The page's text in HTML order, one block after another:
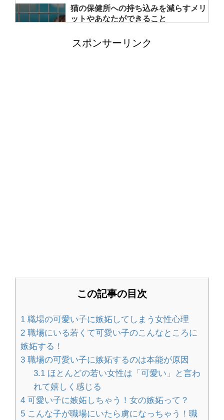
猫の保健所への持ち込みを減らすメリ
ットやあなたができること
材の違いを比較
ハンドメイドのオーダーメイド販売の
やり方とポイント
スポンサーリンク
この記事の目次
1 職場の可愛い子に嫉妬してしまう女性心理
2 職場にいる若くて可愛い子のこんなところに
嫉妬する！
3 職場の可愛い子に嫉妬するのは本能が原因
3.1ほとんどの若い女性は「可愛い」と言わ
れて嬉しく感じる
4 可愛い子に嫉妬しちゃう！女の嫉妬って？
5 こんな子が職場にいたら虜になっちゃう！職